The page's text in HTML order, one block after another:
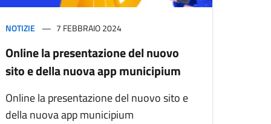
NOTIZIE 7 FEBBRAIO 2024
Online la presentazione del nuovo
sito e della nuova app municipium
Online la presentazione del nuovo sito e
della nuova app municipium